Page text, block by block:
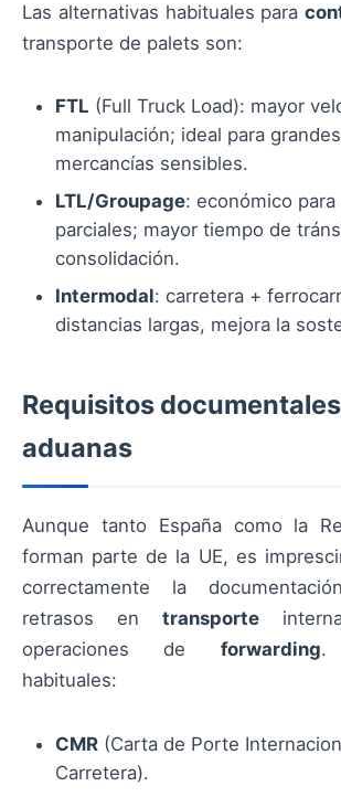
Las alternativas habituales para
transporte de palets son:
FTL (Full Truck Load): mayor
manipulación; ideal para
mercancías sensibles.
LTL/Groupage: económico para
parciales; mayor tiempo de
consolidación.
Intermodal: carretera +
distancias largas, mejora la
Requisitos
aduanas
Aunque tanto España como la
forman parte de la UE, es
correctamente la
retrasos en transporte
operaciones de forwarding.
habituales:
CMR (Carta de Porte
Carretera).